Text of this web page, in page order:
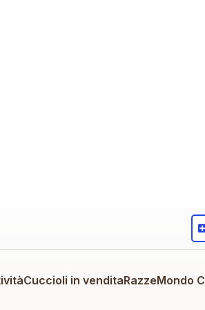
Cuccioli in venditaRazzeMondo